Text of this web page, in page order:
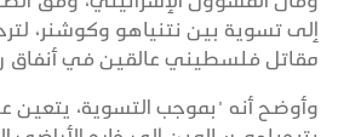
مقاتل فلسطيني عالقين في أنفاق
وأوضح أنه "بموجب التسوية، يتعين